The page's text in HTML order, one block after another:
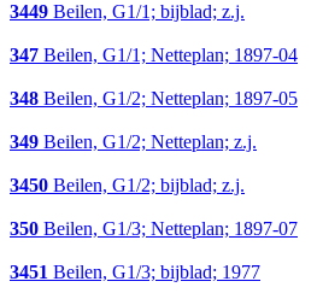
3449 Beilen, G1/1; bijblad; z.j.
347 Beilen, G1/1; Netteplan; 1897-04
348 Beilen, G1/2; Netteplan; 1897-05
349 Beilen, G1/2; Netteplan; z.j.
3450 Beilen, G1/2; bijblad; z.j.
350 Beilen, G1/3; Netteplan; 1897-07
3451 Beilen, G1/3; bijblad; 1977